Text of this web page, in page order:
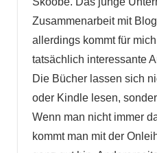
Zusammenarbeit mit
allerdings kommt für
tatsächlich interessante
Die Bücher lassen sich
oder Kindle lesen,
Wenn man nicht immer
kommt man mit der